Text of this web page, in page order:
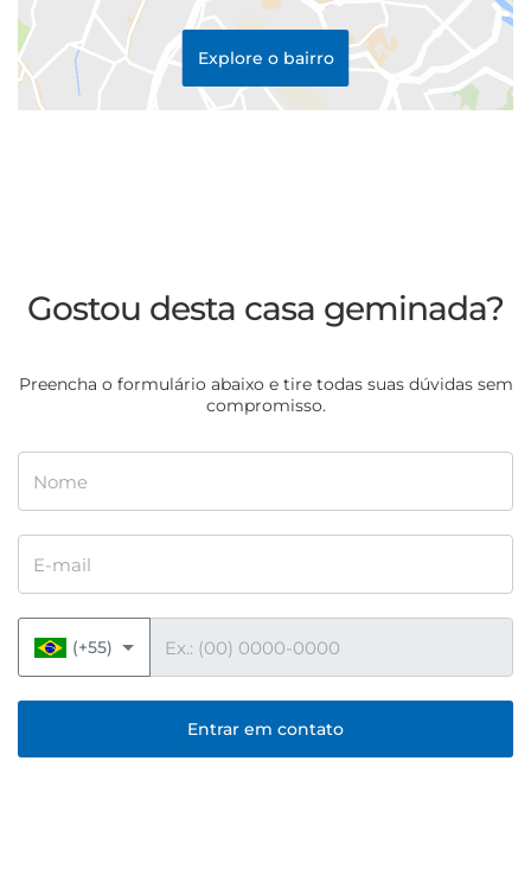
Explore o bairro
Gostou desta casa geminada?
Preencha o formulário abaixo e tire todas suas dúvidas sem
compromisso.
(+55)
Entrar em contato